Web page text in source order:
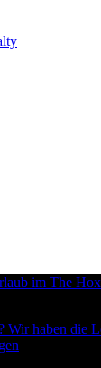
im The
Wir haben die